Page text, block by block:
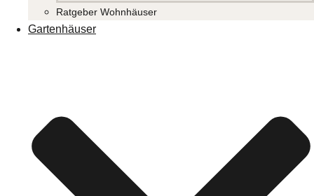
Ratgeber Wohnhäuser
Gartenhäuser